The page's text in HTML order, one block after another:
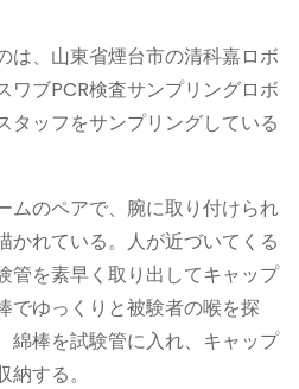
は、山東省煙台市の清科嘉ロボ
ワブPCR検査サンプリングロボ
タッフをサンプリングしている
ムのペアで、腕に取り付けられ
かれている。人が近づいてくる
管を素早く取り出してキャップ
でゆっくりと被験者の喉を探
綿棒を試験管に入れ、キャップ
する。